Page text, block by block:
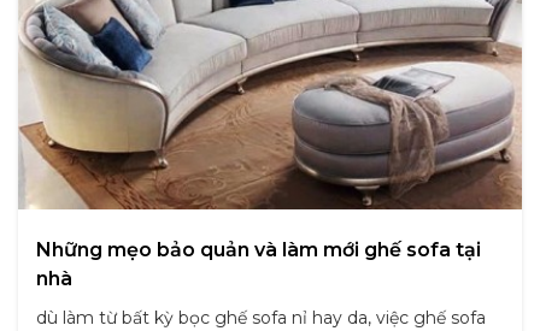
Những mẹo bảo quản và làm mới ghế sofa tại
nhà
dù làm từ bất kỳ bọc ghế sofa nỉ hay da, việc ghế sofa